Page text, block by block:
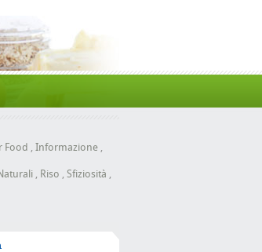
Food , Informazione ,
, Riso , Sfiziosità ,